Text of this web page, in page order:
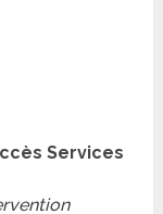
Services